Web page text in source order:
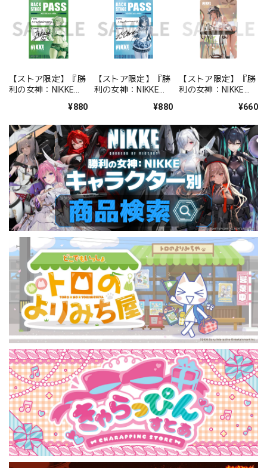
【ストア限定】『勝
利の女神：NIKKE』
風ステッカーセット
¥880
【ストア限定】『勝
利の女神：NIKKE』
風ステッカーセット
¥880
【ストア限定】『勝
利の女神：NIKKE』
ステッカー ミルク¥660